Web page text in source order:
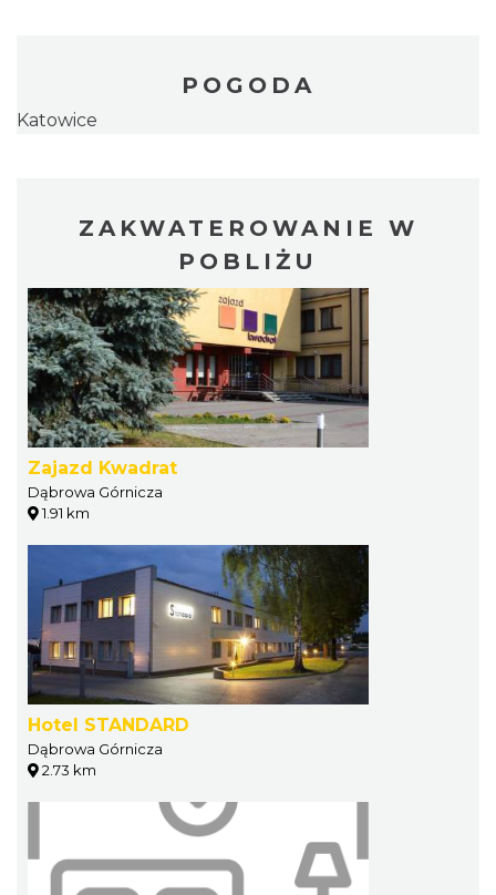
POGODA
Katowice
ZAKWATEROWANIE W
POBLIŻU
Zajazd Kwadrat
Dąbrowa Górnicza
1.91 km
Hotel STANDARD
Dąbrowa Górnicza
2.73 km